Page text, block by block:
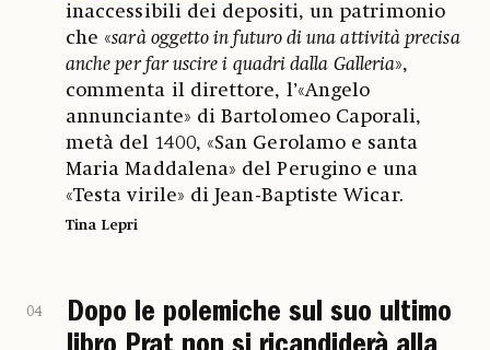
inaccessibili dei depositi, un patrimonio
che «sarà oggetto in futuro di una attività precisa
anche per far uscire i quadri dalla Galleria»,
commenta il direttore, l’«Angelo
annunciante» di Bartolomeo Caporali,
metà del 1400, «San Gerolamo e santa
Maria Maddalena» del Perugino e una
«Testa virile» di Jean-Baptiste Wicar.
Tina Lepri
04
Dopo le polemiche sul suo ultimo